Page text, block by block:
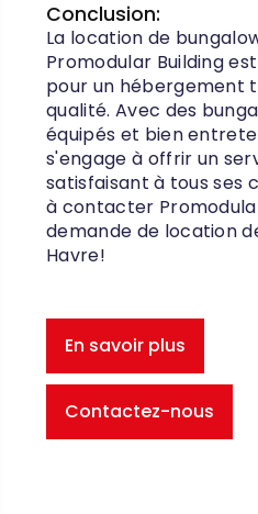
Conclusion:
La location de
Promodular Building
pour un hébergement
qualité. Avec des
équipés et bien
s'engage à offrir un
satisfaisant à tous ses
à contacter
demande de location
Havre!
En savoir plus
Contactez-nous